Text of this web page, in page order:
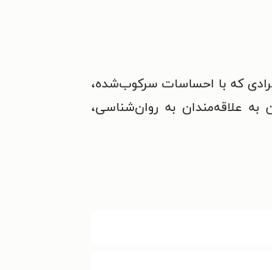
که با احساسات سرکوب‌شده،
علاقه‌مندان به روان‌شناسی،